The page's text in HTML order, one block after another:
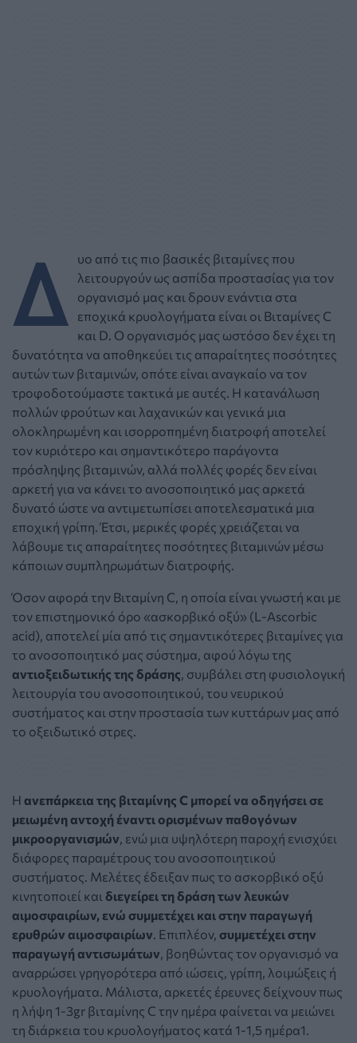
Δ
υο από τις πιο βασικές βιταμίνες που
λειτουργούν ως ασπίδα προστασίας για τον
οργανισμό μας και δρουν ενάντια στα
εποχικά κρυολογήματα είναι οι Βιταμίνες C
και D. Ο οργανισμός μας ωστόσο δεν έχει τη
δυνατότητα να αποθηκεύει τις απαραίτητες ποσότητες
αυτών των βιταμινών, οπότε είναι αναγκαίο να τον
τροφοδοτούμαστε τακτικά με αυτές. Η κατανάλωση
πολλών φρούτων και λαχανικών και γενικά μια
ολοκληρωμένη και ισορροπημένη διατροφή αποτελεί
τον κυριότερο και σημαντικότερο παράγοντα
πρόσληψης βιταμινών, αλλά πολλές φορές δεν είναι
αρκετή για να κάνει το ανοσοποιητικό μας αρκετά
δυνατό ώστε να αντιμετωπίσει αποτελεσματικά μια
εποχική γρίπη. Έτσι, μερικές φορές χρειάζεται να
λάβουμε τις απαραίτητες ποσότητες βιταμινών μέσω
κάποιων συμπληρωμάτων διατροφής.
Όσον αφορά την Βιταμίνη C, η οποία είναι γνωστή και με
τον επιστημονικό όρο «ασκορβικό οξύ» (L-Ascorbic
acid), αποτελεί μία από τις σημαντικότερες βιταμίνες για
το ανοσοποιητικό μας σύστημα, αφού λόγω της
αντιοξειδωτικής της δράσης , συμβάλει στη φυσιολογική
λειτουργία του ανοσοποιητικού, του νευρικού
συστήματος και στην προστασία των κυττάρων μας από
το οξειδωτικό στρες.
Η ανεπάρκεια της βιταμίνης C μπορεί να οδηγήσει σε
μειωμένη αντοχή έναντι ορισμένων παθογόνων
μικροοργανισμών , ενώ μια υψηλότερη παροχή ενισχύει
διάφορες παραμέτρους του ανοσοποιητικού
συστήματος. Μελέτες έδειξαν πως το ασκορβικό οξύ
κινητοποιεί και διεγείρει τη δράση των λευκών
αιμοσφαιρίων, ενώ συμμετέχει και στην παραγωγή
ερυθρών αιμοσφαιρίων . Επιπλέον, συμμετέχει στην
παραγωγή αντισωμάτων , βοηθώντας τον οργανισμό να
αναρρώσει γρηγορότερα από ιώσεις, γρίπη, λοιμώξεις ή
κρυολογήματα. Μάλιστα, αρκετές έρευνες δείχνουν πως
η λήψη 1-3gr βιταμίνης C την ημέρα φαίνεται να μειώνει
τη διάρκεια του κρυολογήματος κατά 1-1,5 ημέρα1.